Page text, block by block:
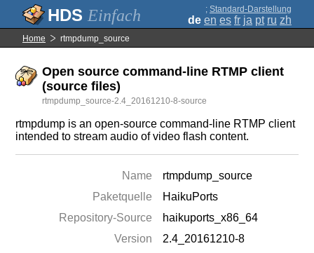
Einfach ; Standard-Darstellung
de en es fr ja pt ru zh
Home rtmpdump_source
Open source command-line RTMP client
(source files)
rtmpdump_source-2.4_20161210-8-source
rtmpdump is an open-source command-line RTMP client
intended to stream audio of video flash content.
Name
rtmpdump_source
Paketquelle
HaikuPorts
Repository-Source
haikuports_x86_64
Version
2.4_20161210-8